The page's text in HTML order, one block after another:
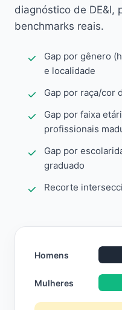
diagnóstico de DE&I,
benchmarks reais.
Gap por gênero
e localidade
Gap por raça/cor
Gap por faixa
profissionais
Gap por
graduado
Recorte
Homens
Mulheres